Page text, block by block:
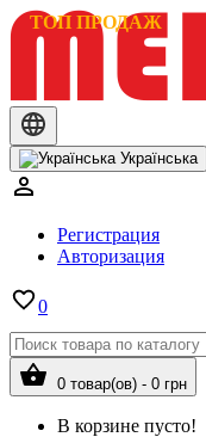
Українська
Регистрация
Авторизация
0
0 товар(ов) - 0 грн
В корзине пусто!
ТОП ПРОДАЖ